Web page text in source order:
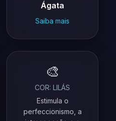
Ágata
Saiba mais
🎨
COR: LILÁS
Estimula o
perfeccionismo, a